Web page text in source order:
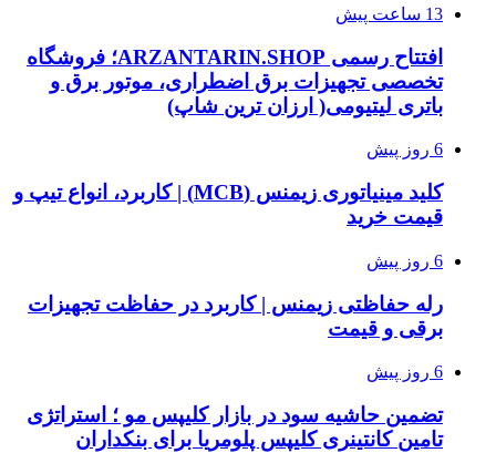
13 ساعت پیش
افتتاح رسمی ARZANTARIN.SHOP؛ فروشگاه
تخصصی تجهیزات برق اضطراری، موتور برق و
باتری لیتیومی( ارزان ترین شاپ)
6 روز پیش
کلید مینیاتوری زیمنس (MCB) | کاربرد، انواع تیپ و
قیمت خرید
6 روز پیش
رله حفاظتی زیمنس | کاربرد در حفاظت تجهیزات
برقی و قیمت
6 روز پیش
تضمین حاشیه سود در بازار کلیپس مو ؛ استراتژی
تامین کانتینری کلیپس پلومریا برای بنکداران